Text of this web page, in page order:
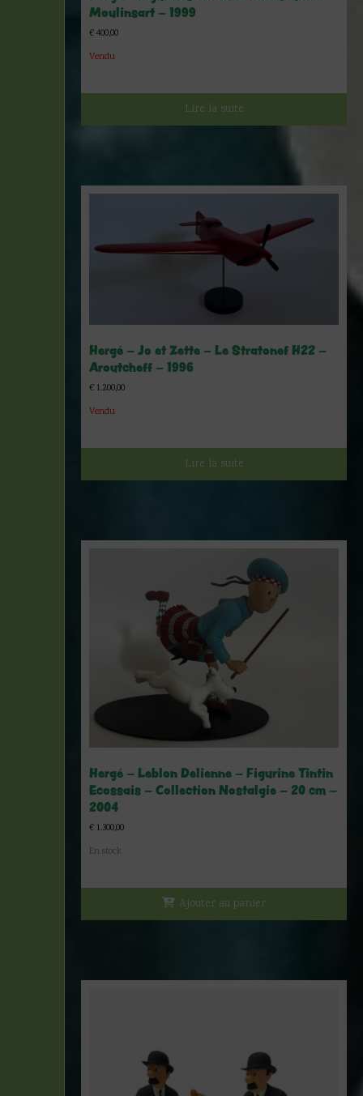
Moulinsart – 1999
€400,00
Vendu
Lire la suite
Hergé – Jo et Zette – Le Stratonef H22 –
Aroutcheff – 1996
€ 1.200,00
Vendu
Lire la suite
Hergé – Leblon Delienne – Figurine Tintin
Ecossais – Collection Nostalgie – 20 cm –
2004
€ 1.300,00
En stock
Ajouter au panier